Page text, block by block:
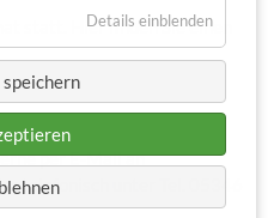
statt. Hier finden Sie einen
per E-Mail an
telefonisch unter Tel. 05346
Details einblenden